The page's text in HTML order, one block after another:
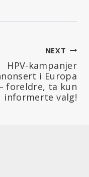
NEXT
HPV-kampanjer
i Europa
foreldre, ta kun
informerte valg!